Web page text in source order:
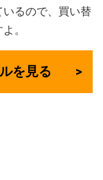
るので、買い替
。
を見る